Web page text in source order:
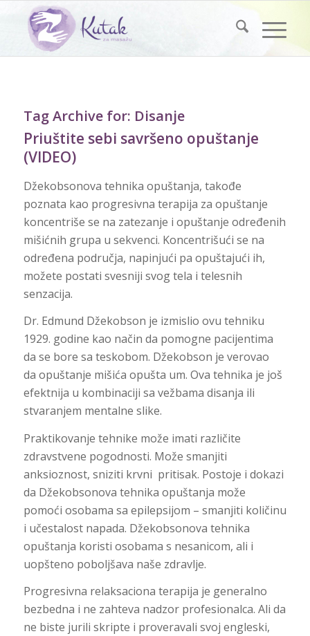
Tag Archive for: Disanje
Priuštite sebi savršeno opuštanje
(VIDEO)
Džekobsonova tehnika opuštanja, takođe
poznata kao progresivna terapija za opuštanje
koncentriše se na zatezanje i opuštanje određenih
mišićnih grupa u sekvenci. Koncentrišući se na
određena područja, napinjući pa opuštajući ih,
možete postati svesniji svog tela i telesnih
senzacija.
Dr. Edmund Džekobson je izmislio ovu tehniku
1929. godine kao način da pomogne pacijentima
da se bore sa teskobom. Džekobson je verovao
da opuštanje mišića opušta um. Ova tehnika je još
efektnija u kombinaciji sa vežbama disanja ili
stvaranjem mentalne slike.
Praktikovanje tehnike može imati različite
zdravstvene pogodnosti. Može smanjiti
anksioznost, sniziti krvni pritisak. Postoje i dokazi
da Džekobsonova tehnika opuštanja može
pomoći osobama sa epilepsijom – smanjiti količinu
i učestalost napada. Džekobsonova tehnika
opuštanja koristi osobama s nesanicom, ali i
uopšteno poboljšava naše zdravlje.
Progresivna relaksaciona terapija je generalno
bezbedna i ne zahteva nadzor profesionalca. Ali da
ne biste jurili skripte i proveravali svoj engleski,